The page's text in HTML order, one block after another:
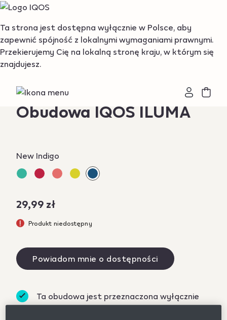
{"redirectionRequired":"true","hostname":"https://
Ta strona jest dostępna wyłącznie w Polsce, aby
zapewnić spójność z lokalnymi wymaganiami prawnymi.
Przekierujemy Cię na lokalną stronę kraju, w którym się
znajdujesz.
Obudowa IQOS ILUMA
Variations
New Indigo
29,99 zł
Produkt niedostępny
Powiadom mnie o dostępności
Ta obudowa jest przeznaczona wyłącznie
dla IQOS-a ILUMA oraz IQOS-a ILUMA i